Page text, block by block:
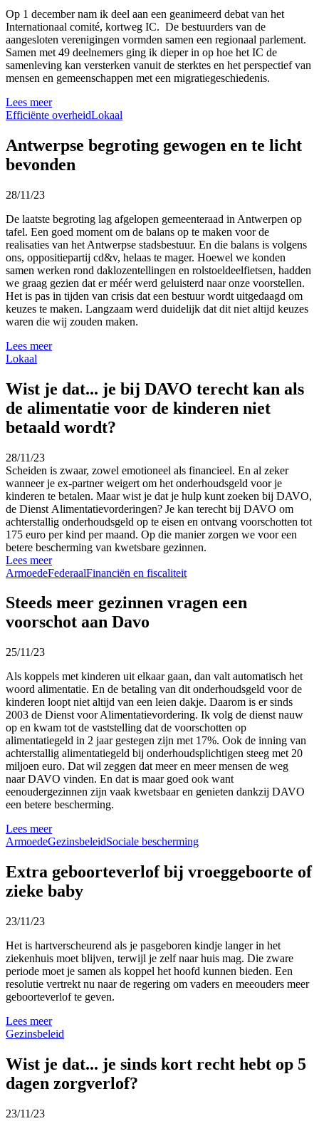
Op 1 december nam ik deel aan een geanimeerd debat van het
Internationaal comité, kortweg IC. De bestuurders van de
aangesloten verenigingen vormden samen een regionaal parlement.
Samen met 49 deelnemers ging ik dieper in op hoe het IC de
samenleving kan versterken vanuit de sterktes en het perspectief van
mensen en gemeenschappen met een migratiegeschiedenis.
Lees meer
Efficiënte overheidLokaal
Antwerpse begroting gewogen en te licht
bevonden
28/11/23
De laatste begroting lag afgelopen gemeenteraad in Antwerpen op
tafel. Een goed moment om de balans op te maken voor de
realisaties van het Antwerpse stadsbestuur. En die balans is volgens
ons, oppositiepartij cd&v, helaas te mager. Hoewel we konden
samen werken rond daklozentellingen en rolstoeldeelfietsen, hadden
we graag gezien dat er méér werd geluisterd naar onze voorstellen.
Het is pas in tijden van crisis dat een bestuur wordt uitgedaagd om
keuzes te maken. Langzaam werd duidelijk dat dit niet altijd keuzes
waren die wij zouden maken.
Lees meer
Lokaal
Wist je dat... je bij DAVO terecht kan als
de alimentatie voor de kinderen niet
betaald wordt?
28/11/23
Scheiden is zwaar, zowel emotioneel als financieel. En al zeker
wanneer je ex-partner weigert om het onderhoudsgeld voor je
kinderen te betalen. Maar wist je dat je hulp kunt zoeken bij DAVO,
de Dienst Alimentatievorderingen? Je kan terecht bij DAVO om
achterstallig onderhoudsgeld op te eisen en ontvang voorschotten tot
175 euro per kind per maand. Op die manier zorgen we voor een
betere bescherming van kwetsbare gezinnen.
Lees meer
ArmoedeFederaalFinanciën en fiscaliteit
Steeds meer gezinnen vragen een
voorschot aan Davo
25/11/23
Als koppels met kinderen uit elkaar gaan, dan valt automatisch het
woord alimentatie. En de betaling van dit onderhoudsgeld voor de
kinderen loopt niet altijd van een leien dakje. Daarom is er sinds
2003 de Dienst voor Alimentatievordering. Ik volg de dienst nauw
op en kwam tot de vaststelling dat de voorschotten op
alimentatiegeld in 2 jaar gestegen zijn met 17%. Ook de inning van
achterstallig alimentatiegeld bij onderhoudsplichtigen steeg met 20
miljoen euro. Dat wil zeggen dat meer en meer mensen de weg
naarDAVO vinden. En dat is maar goed ook want
eenoudergezinnen zijn vaak kwetsbaar en genieten dankzij DAVO
een betere bescherming.
Lees meer
ArmoedeGezinsbeleidSociale bescherming
Extra geboorteverlof bij vroeggeboorte of
zieke baby
23/11/23
Het is hartverscheurend als je pasgeboren kindje langer in het
ziekenhuis moet blijven, terwijl je zelf naar huis mag. Die zware
periode moet je samen als koppel het hoofd kunnen bieden. Een
resolutie vertrekt nu naar de regering om vaders en meeouders meer
geboorteverlof te geven.
Lees meer
Gezinsbeleid
Wist je dat... je sinds kort recht hebt op 5
dagen zorgverlof?
23/11/23